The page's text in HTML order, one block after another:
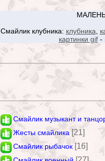
Смайлик клубника: клубника
картинки gif-
Смайлик музыкант и
Жесты смайлика [21]
Смайлик рыбачок [16]